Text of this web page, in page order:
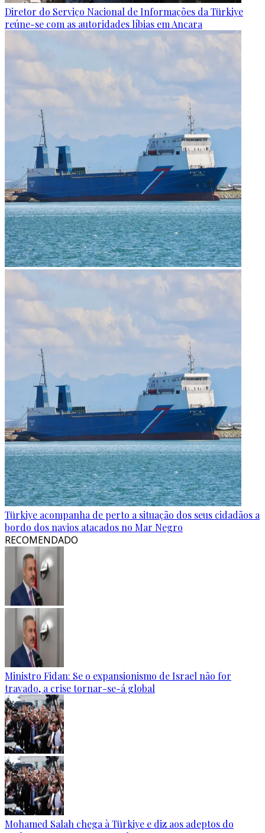
Diretor do Serviço Nacional de Informações da Türkiye
reúne-se com as autoridades líbias em Ancara
Türkiye acompanha de perto a situação dos seus cidadãos a
bordo dos navios atacados no Mar Negro
RECOMENDADO
Ministro Fidan: Se o expansionismo de Israel não for
travado, a crise tornar-se-á global
Mohamed Salah chega à Türkiye e diz aos adeptos do